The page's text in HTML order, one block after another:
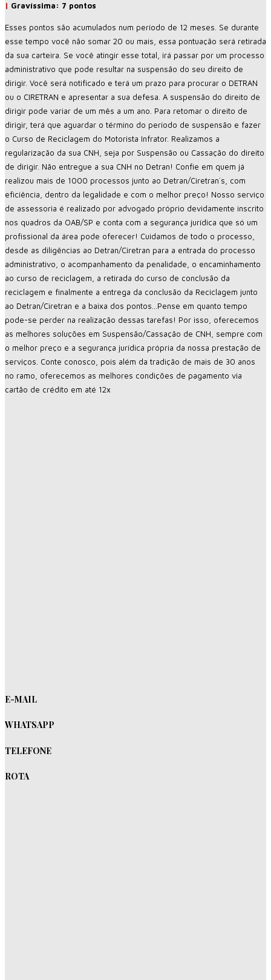
| Gravíssima: 7 pontos
Esses pontos são acumulados num período de 12 meses. Se durante
esse tempo você não somar 20 ou mais, essa pontuação será retirada
da sua carteira. Se você atingir esse total, irá passar por um processo
administrativo que pode resultar na suspensão do seu direito de
dirigir. Você será notificado e terá um prazo para procurar o DETRAN
ou o CIRETRAN e apresentar a sua defesa. A suspensão do direito de
dirigir pode variar de um mês a um ano. Para retomar o direito de
dirigir, terá que aguardar o término do período de suspensão e fazer
o Curso de Reciclagem do Motorista Infrator. Realizamos a
regularização da sua CNH, seja por Suspensão ou Cassação do direito
de dirigir. Não entregue a sua CNH no Detran! Confie em quem já
realizou mais de 1000 processos junto ao Detran/Ciretran´s, com
eficiência, dentro da legalidade e com o melhor preço! Nosso serviço
de assessoria é realizado por advogado próprio devidamente inscrito
nos quadros da OAB/SP e conta com a segurança jurídica que só um
profissional da área pode oferecer! Cuidamos de todo o processo,
desde as diligências ao Detran/Ciretran para a entrada do processo
administrativo, o acompanhamento da penalidade, o encaminhamento
ao curso de reciclagem, a retirada do curso de conclusão da
reciclagem e finalmente a entrega da conclusão da Reciclagem junto
ao Detran/Ciretran e a baixa dos pontos…Pense em quanto tempo
pode-se perder na realização dessas tarefas! Por isso, oferecemos
as melhores soluções em Suspensão/Cassação de CNH, sempre com
o melhor preço e a segurança jurídica própria da nossa prestação de
serviços. Conte conosco, pois além da tradição de mais de 30 anos
no ramo, oferecemos as melhores condições de pagamento via
cartão de crédito em até 12x
E-MAIL
WHATSAPP
TELEFONE
ROTA